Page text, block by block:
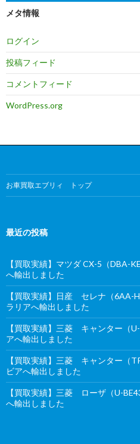
メタ情報
ログイン
投稿フィード
コメントフィード
WordPress.org
お車買取エブリィ トップ
最近の投稿
【買取実績】マツダ CX-5（DBA-
へ輸出しました
【買取実績】日産 セレナ（6AA-
ラリアへ輸出しました
【買取実績】三菱 キャンター（
アへ輸出しました
【買取実績】三菱 キャンター（
ビアへ輸出しました
【買取実績】三菱 ローザ（U-
へ輸出しました